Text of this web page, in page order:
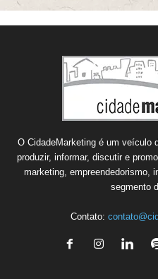
O CidadeMarketing é um veículo
produzir, informar, discutir e
marketing, empreendedorismo,
segmento
Contato: